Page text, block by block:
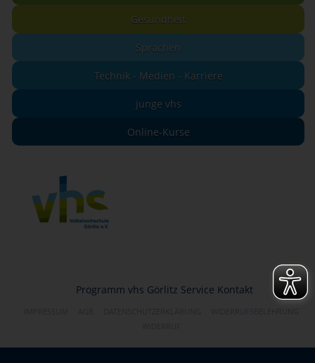
Gesundheit
Sprachen
Technik - Medien - Karriere
junge vhs
Online-Kurse
Programm vhs Görlitz Service Kontakt